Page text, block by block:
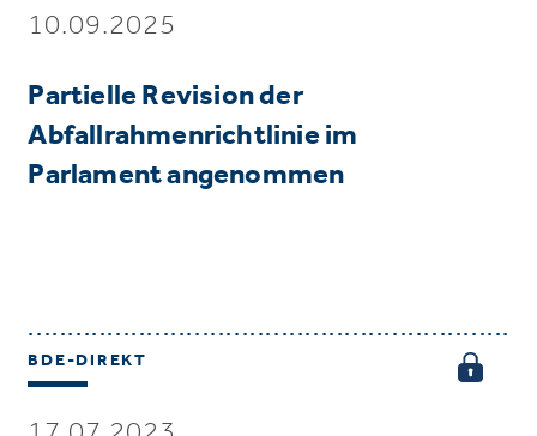
10.09.2025
Partielle Revision der
Abfallrahmenrichtlinie im
Parlament angenommen
BDE-DIREKT